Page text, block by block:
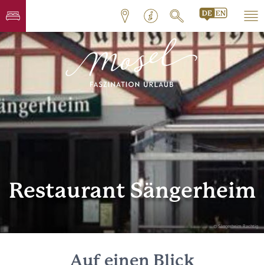
© Sängerheim Rachtig
Restaurant Sängerheim
Auf einen Blick